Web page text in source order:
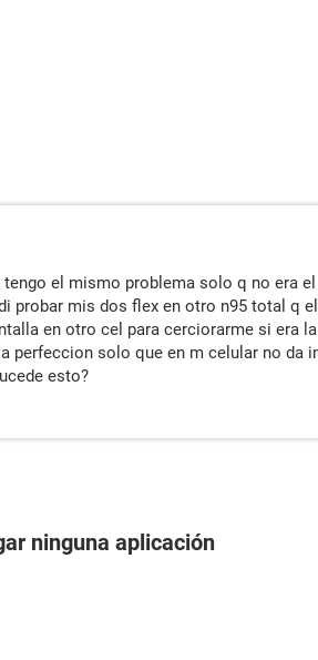
el mismo problema solo q no era
probar mis dos flex en otro n95 total q
en otro cel para cerciorarme si era
perfeccion solo que en m celular no da
esto?
ninguna aplicación